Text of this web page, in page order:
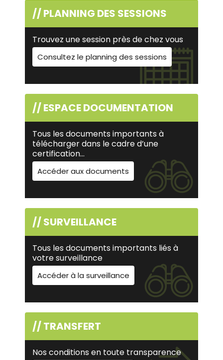
// PLANNING DES SESSIONS
Trouvez une session près de chez vous
Consultez le planning des sessions
// ESPACE DOCUMENTATION
Tous les documents importants à
télécharger dans le cadre d’une
certification…
Accéder aux documents
// SURVEILLANCE
Tous les documents importants liés à
votre surveillance
Accéder à la surveillance
// TRANSFERT
Nos conditions en toute transparence